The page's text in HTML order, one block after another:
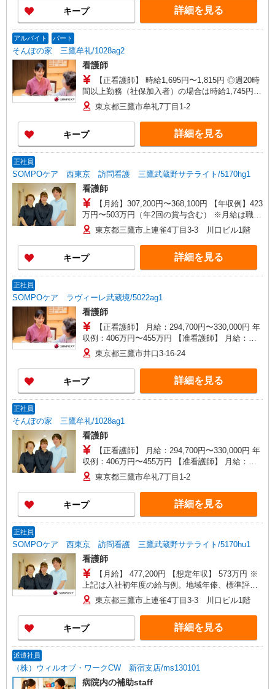
キープ 詳細を見る
アルバイト パート
そんぽの家 三鷹牟礼/1028ag2
看護師
【正看護師】 時給1,695円〜1,815円 ◎週20時
間以上勤務（社保加入者）の場合は時給1,745円〜
1,865円 【准看護師】 時給1,395円〜1,515円 ◎週
20時間以上勤務（社保加入者）の場合は時給1,445
円〜1,565円 ※各種手当込 ※時給は経験により異
なる
東京都三鷹市牟礼7丁目1-2
キープ 詳細を見る
正社員
SOMPOケア 西東京 訪問看護 三鷹武蔵野サテライト/5170hg1
看護師
【月給】307,200円〜368,100円 【年収例】423
万円〜503万円（年2回の賞与含む） ※月給は職務
手当、働きがい向上手当等、毎月平均的に支払わ
れる手当を含みます。 ◎月給は経験により異なり
ます。 ◎残業時は別途時間外手当支給（超過1
分〜） ◎賞与 基本給2.08ヶ月分/年支給
東京都三鷹市上連雀4丁目3-3 川口ビル1階
キープ 詳細を見る
正社員
SOMPOケア ラヴィーレ武蔵境/5022ag1
看護師
【正看護師】 月給：294,700円〜330,000円 年
収例：406万円〜455万円 【准看護師】 月給：
269,000円〜304,300円 年収例：370万円〜419万円
【賞与】あり（年2回） ※月給は職務手当、働き
がい向上手当、日祝手当（月平均2回分）等、 毎
月平均的に支払われる手当を含みます。 ◎月給は
経験により異なります。 ◎残業時は別途時間外手
年支給
東京都三鷹市井口3-16-24
キープ 詳細を見る
正社員
そんぽの家 三鷹牟礼/1028ag1
看護師
【正看護師】 月給：294,700円〜330,000円 年
収例：406万円〜455万円 【准看護師】 月給：
269,000円〜304,300円 年収例：370万円〜419万円
【賞与】あり（年2回） ※月給は職務手当、働き
がい向上手当、日祝手当（月平均2回分）等、 毎
月平均的に支払われる手当を含みます。 ◎月給は
経験により異なります。 ◎残業時は別途時間外手
年支給
東京都三鷹市牟礼7丁目1-2
キープ 詳細を見る
正社員
SOMPOケア 西東京 訪問看護 三鷹武蔵野サテライト/5170hu1
看護師
【月給】 477,200円 【想定年収】 573万円 ※
上記は入社初年度の給与例。地域年俸、標準評価
給を含む。 ◎オンコール手当別途支給：1,000
円〜2,000円/日 ◎年俸は経験により異なります。
東京都三鷹市上連雀4丁目3-3 川口ビル1階
キープ 詳細を見る
派遣社員
（株）ウィルオブ・ワークCW 新宿支店/ms130101
病院内の補助staff